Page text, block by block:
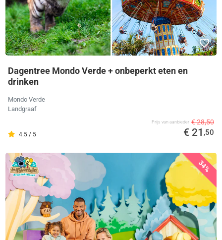
Dagentree Mondo Verde + onbeperkt eten en
drinken
Mondo Verde
Landgraaf
4.5 / 5
Prijs van aanbieder € 28,50
€ 21 ,50
34%